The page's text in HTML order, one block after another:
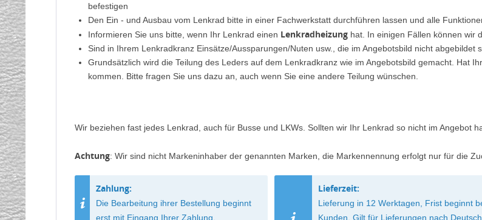
befestigen
Den Ein - und Ausbau vom Lenkrad bitte in einer Fachwerkstatt durchführen lassen und alle
Informieren Sie uns bitte, wenn Ihr Lenkrad einen Lenkradheizung hat. In einigen Fällen können wir
Sind in Ihrem Lenkradkranz Einsätze/Aussparungen/Nuten usw., die im Angebotsbild nicht
Grundsätzlich wird die Teilung des Leders auf dem Lenkradkranz wie im Angebotsbild gemacht. Hat
kommen. Bitte fragen Sie uns dazu an, auch wenn Sie eine andere Teilung wünschen.
Wir beziehen fast jedes Lenkrad, auch für Busse und LKWs. Sollten wir Ihr Lenkrad so nicht im Angebot
Achtung: Wir sind nicht Markeninhaber der genannten Marken, die Markennennung erfolgt nur für die
Zahlung:
Die Bearbeitung ihrer Bestellung beginnt
erst mit Eingang Ihrer Zahlung.
Lieferzeit:
Lieferung in 12 Werktagen, Frist beginnt
Kunden. Gilt für Lieferungen nach